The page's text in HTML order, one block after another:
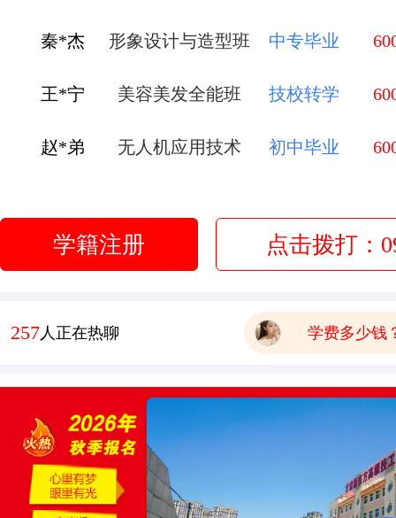
王*宁 美容美发全能班 技校转学
赵*弟 无人机应用技术 初中毕业
李*莹 金典总厨班 初中毕业
庞*换 烹饪全能班 高中毕业
学籍注册 点击拨打：
121人正在热聊
可以去大型酒店或者面包房
有木有已经毕业的学生，